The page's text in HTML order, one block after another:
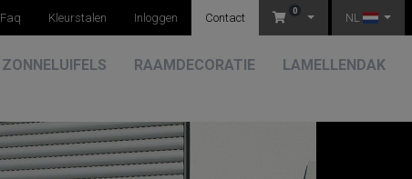
Faq Kleurstalen Inloggen Contact
0
NL
ZONNELUIFELS RAAMDECORATIE LAMELLENDAK